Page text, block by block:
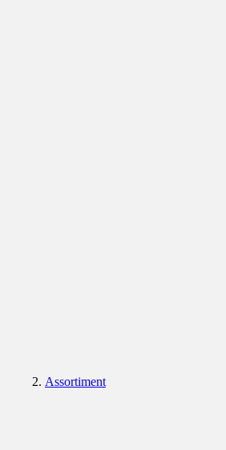
Assortiment